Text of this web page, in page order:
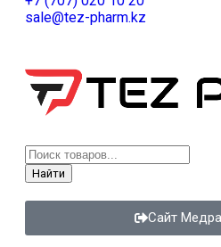
sale@tez-pharm.kz
Найти
Сайт